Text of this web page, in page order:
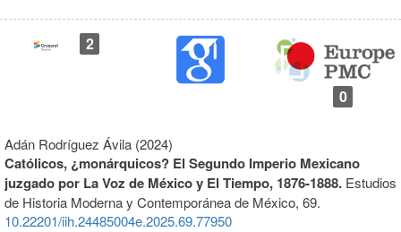
2
0
Adán Rodríguez Ávila (2024)
Católicos, ¿monárquicos? El Segundo Imperio Mexicano
juzgado por La Voz de México y El Tiempo, 1876-1888. Estudios
de Historia Moderna y Contemporánea de México, 69.
10.22201/iih.24485004e.2025.69.77950